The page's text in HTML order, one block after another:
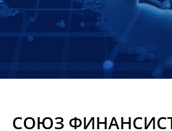
отчеты
Контакты
СОЮЗ